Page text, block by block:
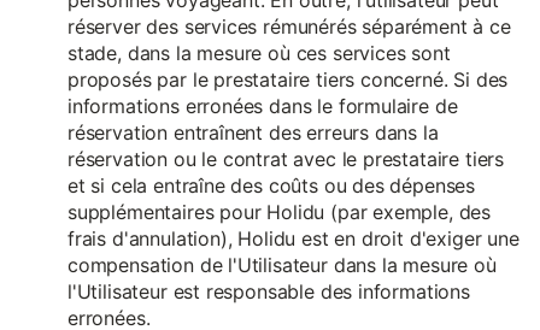
réserver des services rémunérés séparément à ce
stade, dans la mesure où ces services sont
proposés par le prestataire tiers concerné. Si des
informations erronées dans le formulaire de
réservation entraînent des erreurs dans la
réservation ou le contrat avec le prestataire tiers
et si cela entraîne des coûts ou des dépenses
supplémentaires pour Holidu (par exemple, des
frais d'annulation), Holidu est en droit d'exiger une
compensation de l'Utilisateur dans la mesure où
l'Utilisateur est responsable des informations
erronées.